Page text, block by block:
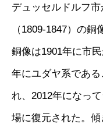
デュッセルドルフ
（1809-1847）の
銅像は1901年に市
年にユダヤ系であ
れ、2012年になっ
場に復元された。